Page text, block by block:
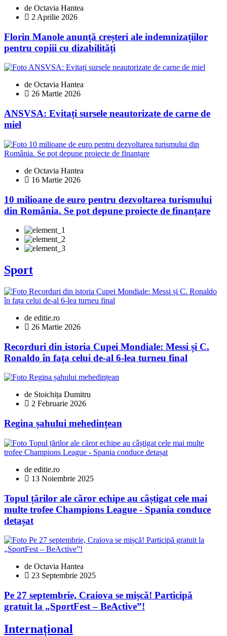
de Octavia Hantea
2 Aprilie 2026
Florin Manole anunță creșteri ale indemnizațiilor
pentru copiii cu dizabilități
de Octavia Hantea
26 Martie 2026
ANSVSA: Evitați sursele neautorizate de carne de
miel
de Octavia Hantea
16 Martie 2026
10 milioane de euro pentru dezvoltarea turismului
din România. Se pot depune proiecte de finanțare
Sport
de editie.ro
26 Martie 2026
Recorduri din istoria Cupei Mondiale: Messi și C.
Ronaldo în fața celui de-al 6-lea turneu final
de Stoichița Dumitru
2 Februarie 2026
Regina șahului mehedințean
de editie.ro
13 Noiembrie 2025
Topul țărilor ale căror echipe au câștigat cele mai
multe trofee Champions League - Spania conduce
detașat
de Octavia Hantea
23 Septembrie 2025
Pe 27 septembrie, Craiova se mișcă! Participă
gratuit la „SportFest – BeActive”!
Internațional